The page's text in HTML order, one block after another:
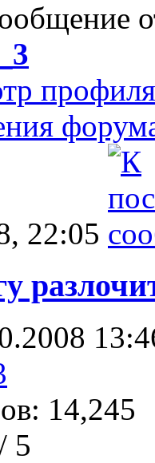
профиля
22:05
14,245
5